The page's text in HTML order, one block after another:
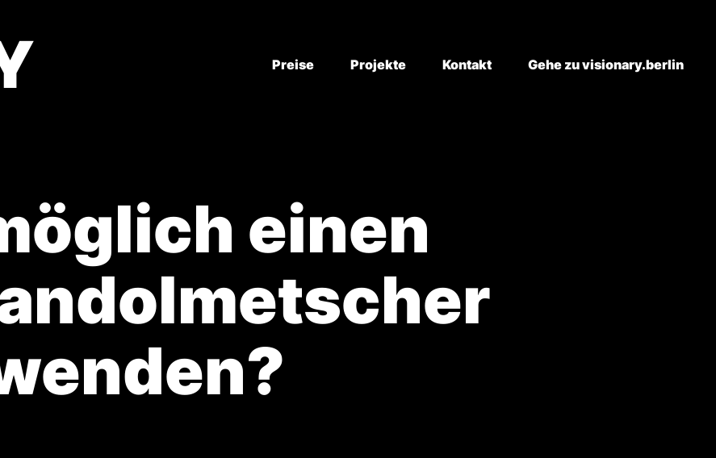
Preise Projekte Kontakt Gehe zu visionary.berlin
einen